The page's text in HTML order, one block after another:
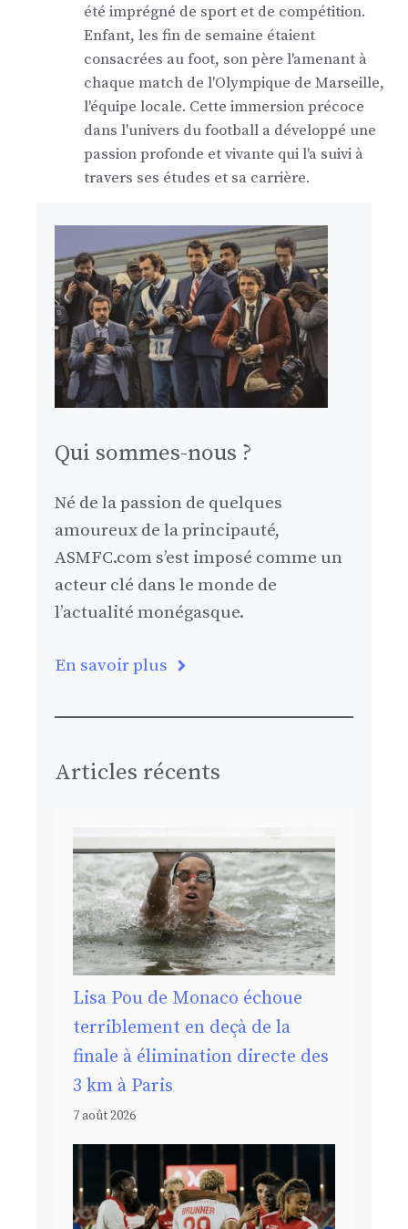
été imprégné de sport et de compétition.
Enfant, les fin de semaine étaient
consacrées au foot, son père l'amenant à
chaque match de l'Olympique de Marseille,
l'équipe locale. Cette immersion précoce
dans l'univers du football a développé une
passion profonde et vivante qui l'a suivi à
travers ses études et sa carrière.
Qui sommes-nous ?
Né de la passion de quelques
amoureux de la principauté,
ASMFC.com s’est imposé comme un
acteur clé dans le monde de
l’actualité monégasque.
En savoir plus
Articles récents
Lisa Pou de Monaco échoue
terriblement en deçà de la
finale à élimination directe des
3 km à Paris
7 août 2026